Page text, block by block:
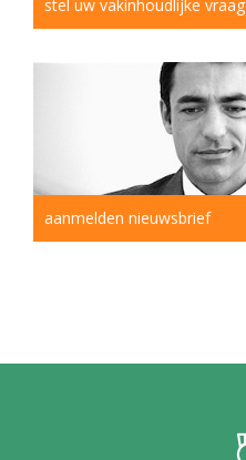
stel uw vakinhoudlijke vraag
aanmelden nieuwsbrief